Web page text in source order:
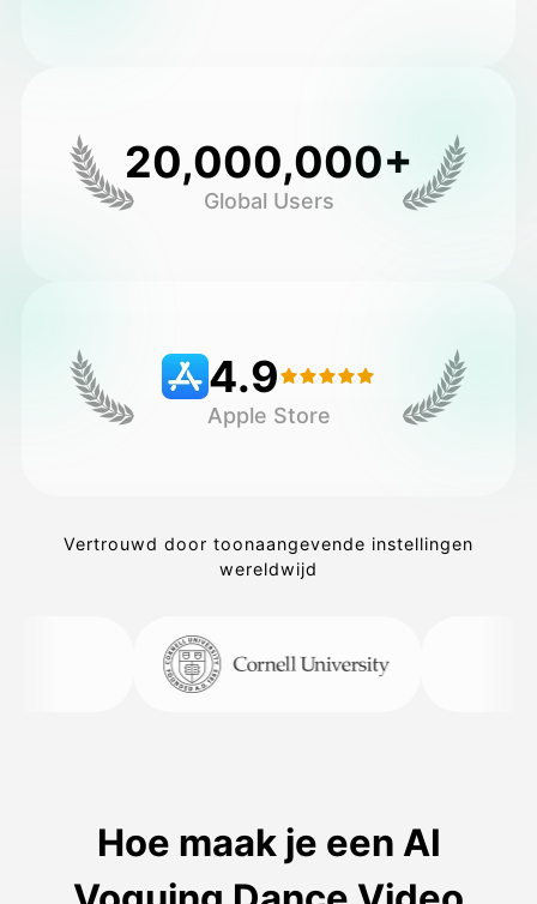
20,000,000+
Global Users
4.9
Apple Store
Vertrouwd door toonaangevende instellingen
wereldwijd
Hoe maak je een AI